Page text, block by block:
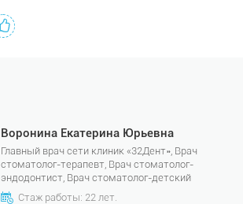
Воронина Екатерина Юрьевна
Главный врач сети клиник «32Дент», Врач
стоматолог-терапевт, Врач стоматолог-
эндодонтист, Врач стоматолог-детский
Стаж работы: 22 лет.